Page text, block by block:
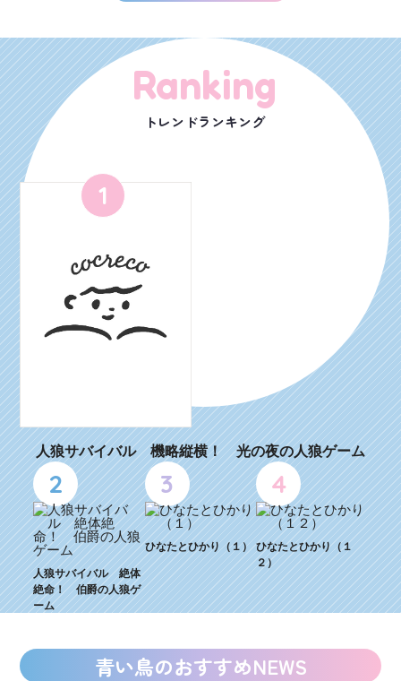
Ranking
トレンドランキング
1
人狼サバイバル 機略縦横！ 光の夜の人狼ゲーム
2
人狼サバイバル 絶体
絶命！ 伯爵の人狼ゲ
ーム
3
ひなたとひかり（１）
4
ひなたとひかり（１
２）
青い鳥のおすすめNEWS